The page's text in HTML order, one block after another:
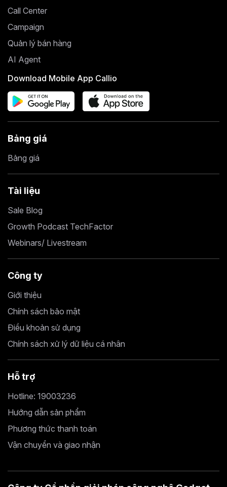
Call Center
Campaign
Quản lý bán hàng
AI Agent
Download Mobile App Callio
Bảng giá
Bảng giá
Tài liệu
Sale Blog
Growth Podcast TechFactor
Webinars/ Livestream
Công ty
Giới thiệu
Chính sách bảo mật
Điều khoản sử dụng
Chính sách xử lý dữ liệu cá nhân
Hỗ trợ
Hotline: 19003236
Hướng dẫn sản phẩm
Phương thức thanh toán
Vận chuyển và giao nhận